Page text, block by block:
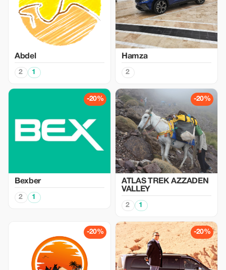
Abdel
2 1
Hamza
2
-20%
Bexber
2 1
-20%
ATLAS TREK AZZADEN
VALLEY
2 1
-20% -20%